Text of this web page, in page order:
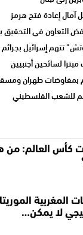
إعادة فتح هرمز
التعاون في التحقيق
تتهم إسرائيل
لسائحين أجنبيين
بمفاوضات طهران
للشعب الفلسطيني
كأس العالم: من
المغربية
لا يمكن…